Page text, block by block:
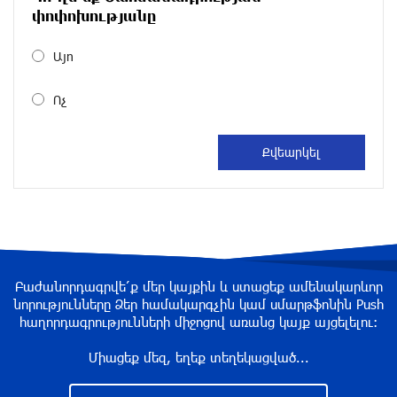
պահեստի վրա
Բոյակի ճակատամարտի օր. պատմության
Սիլիկյան թաղամասում բռնկված հրդեհը
մեկուսացվել է
3 ժամ առաջ
Օգոստոսի 7-ին, 10-ին, 11-ին, 12-ին և 13-ին
փոփոխությանը
Այո
Ոչ
Բաժանորդագրվե՛ք մեր կայքին և ստացեք ամենակարևոր
նորությունները Ձեր համակարգչին կամ սմարթֆոնին Push
հաղորդագրությունների միջոցով առանց կայք այցելելու։
Միացեք մեզ, եղեք տեղեկացված...